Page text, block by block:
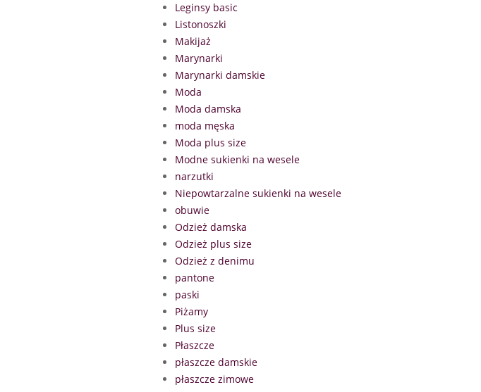
Leginsy basic
Listonoszki
Makijaż
Marynarki
Marynarki damskie
Moda
Moda damska
moda męska
Moda plus size
Modne sukienki na wesele
narzutki
Niepowtarzalne sukienki na wesele
obuwie
Odzież damska
Odzież plus size
Odzież z denimu
pantone
paski
Piżamy
Plus size
Płaszcze
płaszcze damskie
płaszcze zimowe